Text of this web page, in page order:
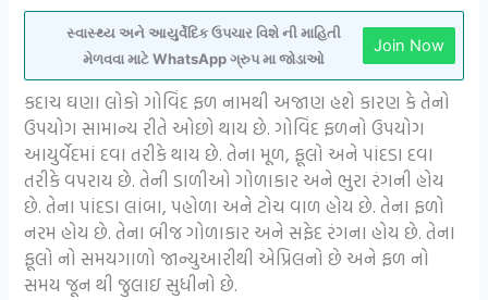
સ્વાસ્થ્ય અને આયુર્વેદિક ઉપચાર વિશે ની માહિતી
મેળવવા માટે WhatsApp ગ્રુપ મા જોડાઓ
Join Now
કદાચ ઘણા લોકો ગોવિંદ ફળ નામથી અજાણ હશે કારણ કે તેનો
ઉપયોગ સામાન્ય રીતે ઓછો થાય છે. ગોવિંદ ફળનો ઉપયોગ
આયુર્વેદમાં દવા તરીકે થાય છે. તેના મૂળ, ફૂલો અને પાંદડા દવા
તરીકે વપરાય છે. તેની ડાળીઓ ગોળાકાર અને ભુરા રંગની હોય
છે. તેના પાંદડા લાંબા, પહોળા અને ટોચ વાળ હોય છે. તેના ફળો
નરમ હોય છે. તેના બીજ ગોળાકાર અને સફેદ રંગના હોય છે. તેના
ફૂલો નો સમયગાળો જાન્યુઆરીથી એપ્રિલનો છે અને ફળ નો
સમય જૂન થી જુલાઇ સુધીનો છે.